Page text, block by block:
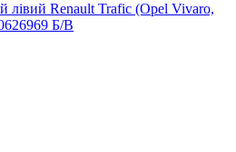
лівий Renault Trafic (Opel Vivaro,
Б/В